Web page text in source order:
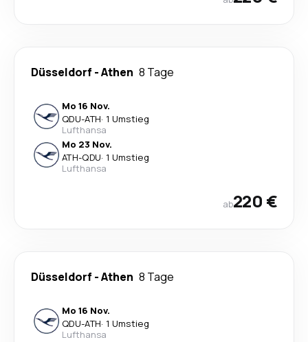
Düsseldorf -Athen 8 Tage
Mo 16 Nov.
QDU-ATH· 1 Umstieg
Lufthansa
Mo 23 Nov.
ATH-QDU· 1 Umstieg
Lufthansa
ab220 €
Düsseldorf -Athen 8 Tage
Mo 16 Nov.
QDU-ATH· 1 Umstieg
Lufthansa